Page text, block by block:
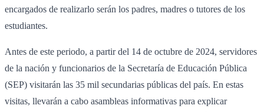
encargados de realizarlo serán los padres, madres o tutores de los
estudiantes.
Antes de este periodo, a partir del 14 de octubre de 2024, servidores
de la nación y funcionarios de la Secretaría de Educación Pública
(SEP) visitarán las 35 mil secundarias públicas del país. En estas
visitas, llevarán a cabo asambleas informativas para explicar